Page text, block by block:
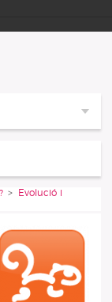
Evolució i